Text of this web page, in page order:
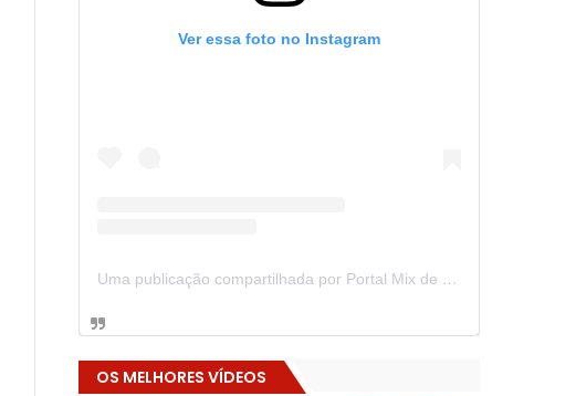
Ver essa foto no Instagram
Uma publicação compartilhada por Portal Mix de Notícias (@portalmixdenoticias)
OS MELHORES VÍDEOS